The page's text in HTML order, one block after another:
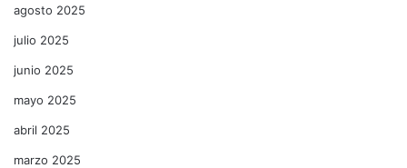
agosto 2025
julio 2025
junio 2025
mayo 2025
abril 2025
marzo 2025